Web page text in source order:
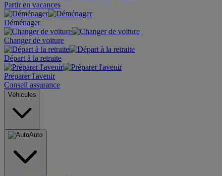
Partir en vacances
Déménager
Changer de voiture
Départ à la retraite
Préparer l'avenir
Conseil assurance
Véhicules
Auto